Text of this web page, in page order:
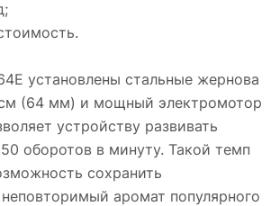
установлены стальные жернова
(64 мм) и мощный электромотор
устройству развивать
оборотов в минуту. Такой темп
сохранить
аромат популярного